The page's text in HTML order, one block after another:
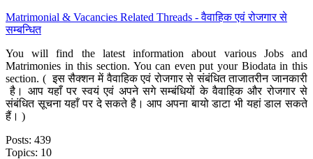
Matrimonial & Vacancies Related Threads - वैवाहिक एवं रोजगार से
सम्बन्धित
You will find the latest information about various Jobs and
Matrimonies in this section. You can even put your Biodata in this
section. ( इस सैक्शन में वैवाहिक एवं रोजगार से संबंधित ताजातरीन जानकारी
है। आप यहाँ पर स्वयं एवं अपने सगे सम्बंधियों के वैवाहिक और रोजगार से
संबंधित सूचना यहाँ पर दे सकते है। आप अपना बायो डाटा भी यहां डाल सकते
हैं। )
Posts: 439
Topics: 10